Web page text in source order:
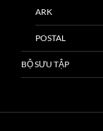
ARK
POSTAL
BỘ SƯU TẬP